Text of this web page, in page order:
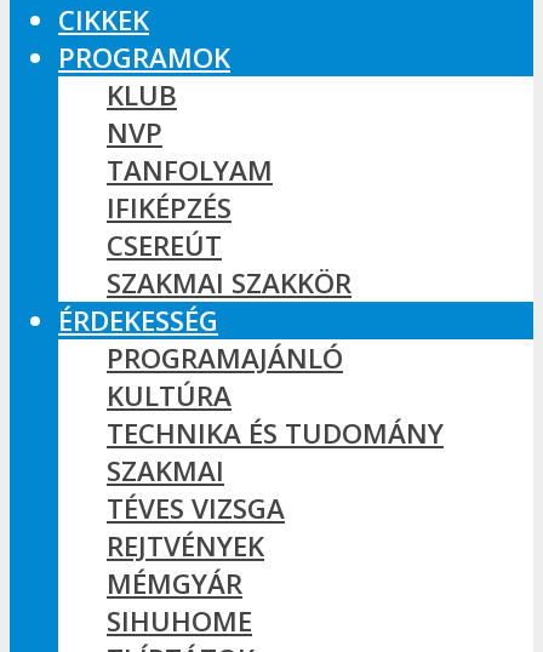
CIKKEK
PROGRAMOK
KLUB
NVP
TANFOLYAM
IFIKÉPZÉS
CSEREÚT
SZAKMAI SZAKKÖR
ÉRDEKESSÉG
PROGRAMAJÁNLÓ
KULTÚRA
TECHNIKA ÉS TUDOMÁNY
SZAKMAI
TÉVES VIZSGA
REJTVÉNYEK
MÉMGYÁR
SIHUHOME